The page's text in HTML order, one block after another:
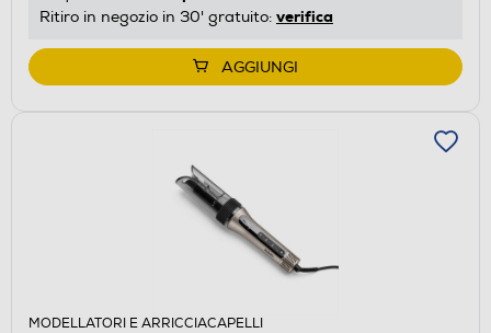
Ritiro in negozio in 30' gratuito: verifica
AGGIUNGI
MODELLATORI E ARRICCIACAPELLI